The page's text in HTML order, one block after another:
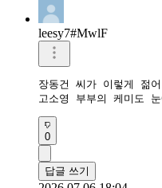
leesy7#MwlF
장동건 씨가 이렇게 젊
고소영 부부의 케미도
0
답글 쓰기